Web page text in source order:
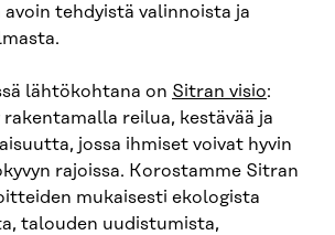
tehdyistä valinnoista ja
lähtökohtana on Sitran visio:
reilua, kestävää ja
jossa ihmiset voivat hyvin
rajoissa. Korostamme Sitran
mukaisesti ekologista
talouden uudistumista,